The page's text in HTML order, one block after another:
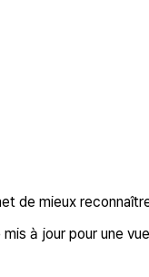
de mieux
à jour pour une